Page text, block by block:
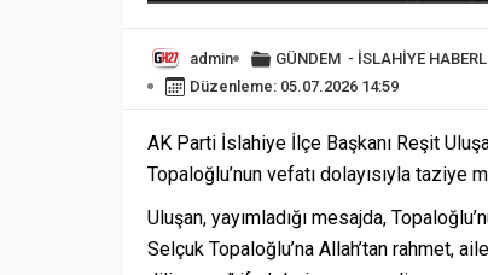
admin GÜNDEM - İSLAHİYE
Düzenleme: 05.07.2026 14:59
AK Parti İslahiye İlçe Başkanı Reşit
Topaloğlu’nun vefatı dolayısıyla taziye
Uluşan, yayımladığı mesajda,
Selçuk Topaloğlu’na Allah’tan rahmet,